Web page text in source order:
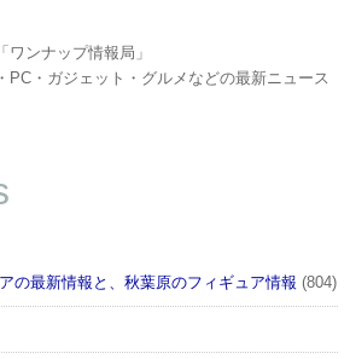
ンナップ情報局」
PC・ガジェット・グルメなどの最新ニュース
の最新情報と、秋葉原のフィギュア情報 (804)